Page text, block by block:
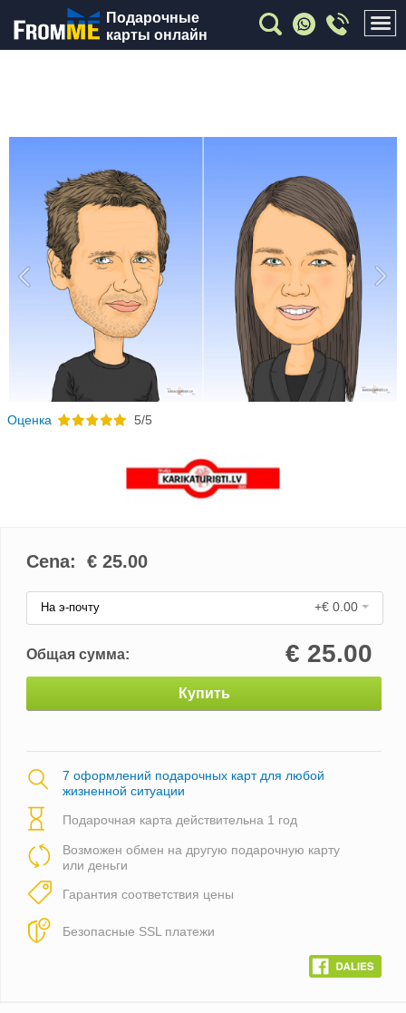
Подарочные
карты онлайн
Previous
Oценка 5/5
Cena: € 25.00
На э-почту +€ 0.00
Общая сумма: € 25.00
Купить
7 оформлений подарочных карт для любой
жизненной ситуации
Подарочная карта действительна 1 год
Возможен обмен на другую подарочную карту
или деньги
Гарантия соответствия цены
Безопасные SSL платежи